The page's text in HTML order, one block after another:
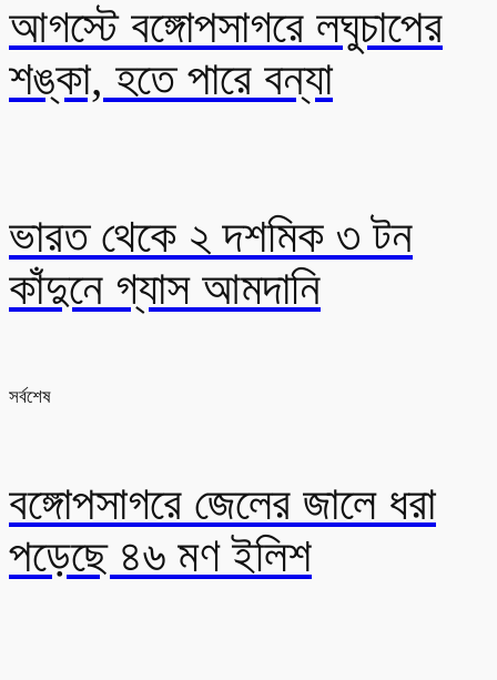
আগস্টে বঙ্গোপসাগরে লঘুচাপের
শঙ্কা, হতে পারে বন্যা
ভারত থেকে ২ দশমিক ৩ টন
কাঁদুনে গ্যাস আমদানি
সর্বশেষ
বঙ্গোপসাগরে জেলের জালে ধরা
পড়েছে ৪৬ মণ ইলিশ